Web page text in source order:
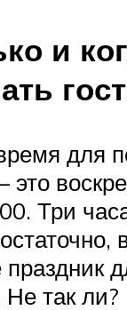
и
для
Три
праздник
так ли?